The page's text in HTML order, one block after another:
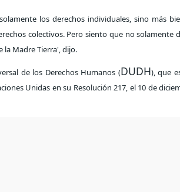
los derechos individuales, sino más
colectivos. Pero siento que no solamente
la Madre Tierra', dijo.
de los Derechos Humanos (DUDH), que
Unidas en su Resolución 217, el 10 de